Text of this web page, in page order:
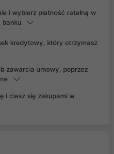
i wybierz płatność ratalną w
banku
kredytowy, który otrzymasz
zawarcia umowy, poprzez
i ciesz się zakupami w